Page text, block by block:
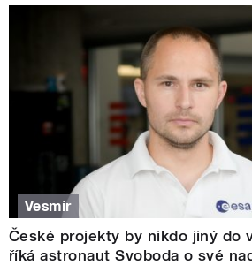
Vesmír
České projekty by nikdo jiný do
říká astronaut Svoboda o své